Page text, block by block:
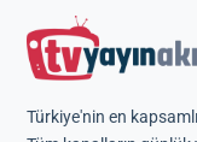
Türkiye'nin en